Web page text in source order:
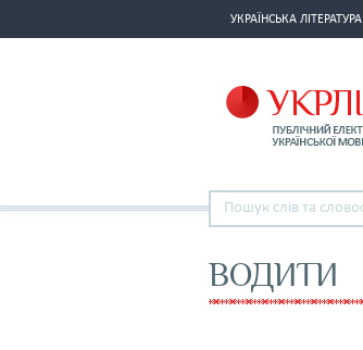
УКРАЇНСЬКА ЛІТЕРАТУРА
ВОДИТИ